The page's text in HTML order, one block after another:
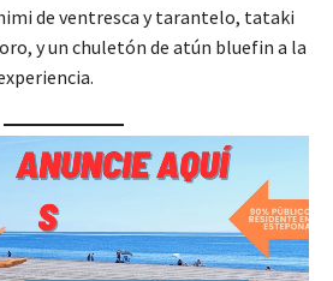
de ventresca y tarantelo, tataki
y un chuletón de atún bluefin a la